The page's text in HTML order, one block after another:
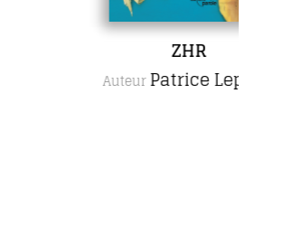
Patrice Lepage